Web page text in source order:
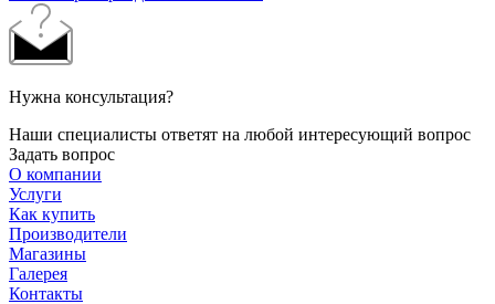
Нужна консультация?
Наши специалисты ответят на любой интересующий вопрос
Задать вопрос
О компании
Услуги
Как купить
Производители
Магазины
Галерея
Контакты